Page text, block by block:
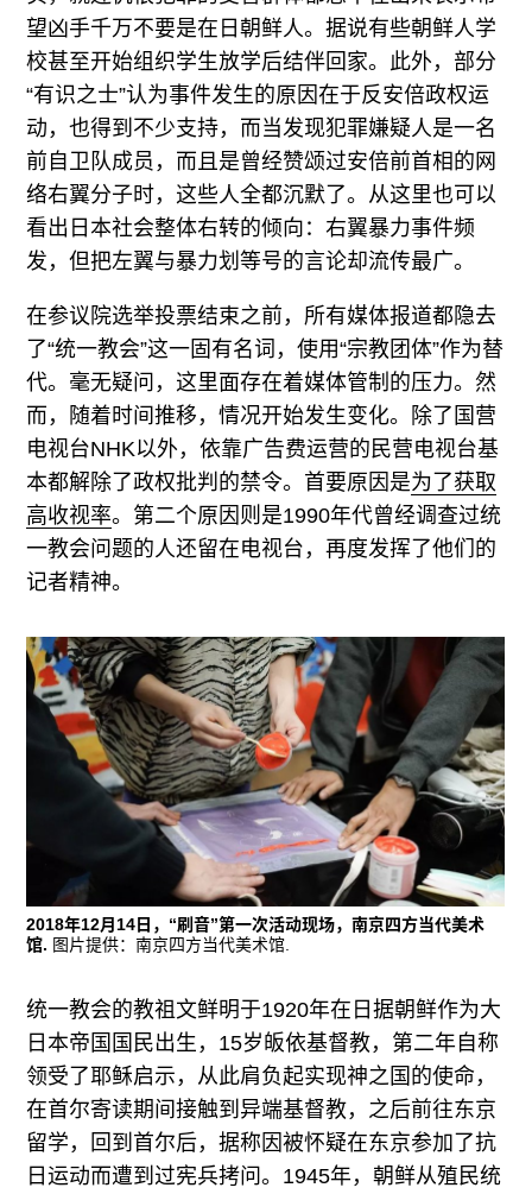
望凶手千万不要是在日朝鲜人。据说有些朝鲜人学
校甚至开始组织学生放学后结伴回家。此外，部分
“有识之士”认为事件发生的原因在于反安倍政权运
动，也得到不少支持，而当发现犯罪嫌疑人是一名
前自卫队成员，而且是曾经赞颂过安倍前首相的网
络右翼分子时，这些人全都沉默了。从这里也可以
看出日本社会整体右转的倾向：右翼暴力事件频
发，但把左翼与暴力划等号的言论却流传最广。
在参议院选举投票结束之前，所有媒体报道都隐去
了“统一教会”这一固有名词，使用“宗教团体”作为替
代。毫无疑问，这里面存在着媒体管制的压力。然
而，随着时间推移，情况开始发生变化。除了国营
电视台NHK以外，依靠广告费运营的民营电视台基
本都解除了政权批判的禁令。首要原因是为了获取
高收视率。第二个原因则是1990年代曾经调查过统
一教会问题的人还留在电视台，再度发挥了他们的
记者精神。
2018年12月14日，“刷音”第一次活动现场，南京四方当代美术
馆. 图片提供：南京四方当代美术馆.
统一教会的教祖文鲜明于1920年在日据朝鲜作为大
日本帝国国民出生，15岁皈依基督教，第二年自称
领受了耶稣启示，从此肩负起实现神之国的使命，
在首尔寄读期间接触到异端基督教，之后前往东京
留学，回到首尔后，据称因被怀疑在东京参加了抗
日运动而遭到过宪兵拷问。1945年，朝鲜从殖民统